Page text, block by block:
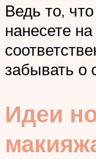
Ведь то,
нанесете
забывать о
Идеи